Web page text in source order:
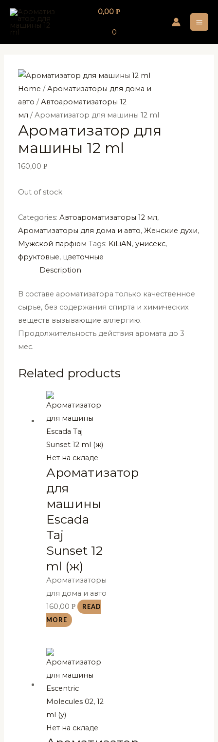
содержимому
0,00 Р
0
Home /Ароматизаторы для дома и
авто /Автоароматизаторы 12
мл / Ароматизатор для машины 12 ml
Ароматизатор для
машины 12 ml
160,00Р
Out of stock
Categories:Автоароматизаторы 12 мл,
Ароматизаторы для дома и авто,Женские духи,
Мужской парфюм Tags: KiLiAN ,унисекс,
фруктовые, цветочные
Description
В составе ароматизатора только качественное
сырье, без содержания спирта и химических
веществ вызывающие аллергию.
Продолжительность действия аромата до 3
мес.
Related products
Нет на складе
Ароматизатор
для
машины
Escada
Taj
Sunset 12
ml (ж)
Ароматизаторы
для дома и авто
160,00Р
READ
MORE
Нет на складе